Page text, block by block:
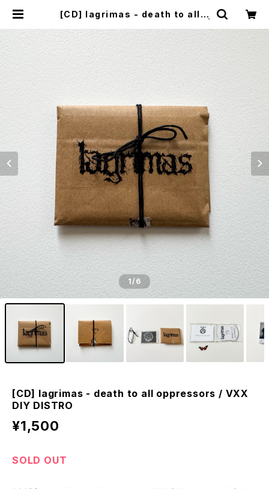
[CD] lagrimas - death to all o
MALLET MUSIC
1/6
[CD] lagrimas - death to all oppressors / VXX
DIY DISTRO
¥1,500
SOLD OUT